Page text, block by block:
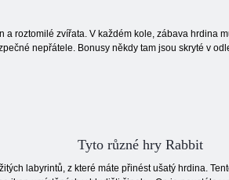
roztomilé zvířata. V každém kole, zábava hrdina
nepřátele. Bonusy někdy tam jsou skryté v
Tyto různé hry Rabbit
labyrintů, z které máte přinést ušatý hrdina.